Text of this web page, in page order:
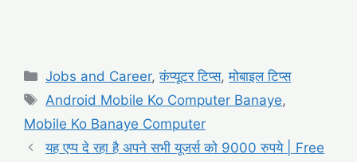
Categories
Jobs and Career,कंप्यूटर टिप्स,मोबाइल टिप्स
Tags
Android Mobile Ko Computer Banaye,
Mobile Ko Banaye Computer
यह एप्प दे रहा है अपने सभी यूजर्स को 9000 रुपये | Free